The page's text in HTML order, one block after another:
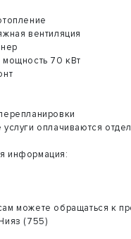
вентиляция
70 кВт
оплачиваются
информация:
можете обращаться к
(755)